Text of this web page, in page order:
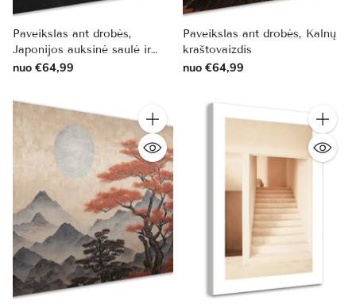
Paveikslas ant drobės,
Japonijos auksinė saulė ir
kalnai
nuo €64,99
Paveikslas ant drobės, Kalnų
kraštovaizdis
nuo €64,99
Kiekis Kiekis